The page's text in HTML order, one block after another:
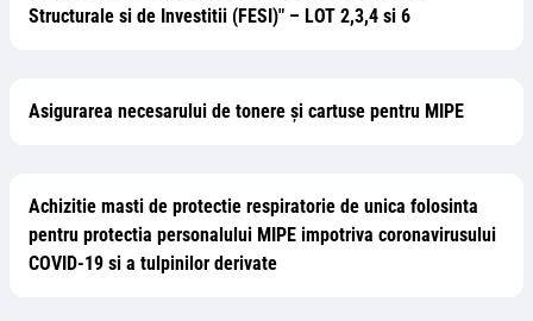
Structurale si de Investitii (FESI)" – LOT 2,3,4 si 6
Asigurarea necesarului de tonere şi cartuse pentru MIPE
Achizitie masti de protectie respiratorie de unica folosinta
pentru protectia personalului MIPE impotriva coronavirusului
COVID-19 si a tulpinilor derivate